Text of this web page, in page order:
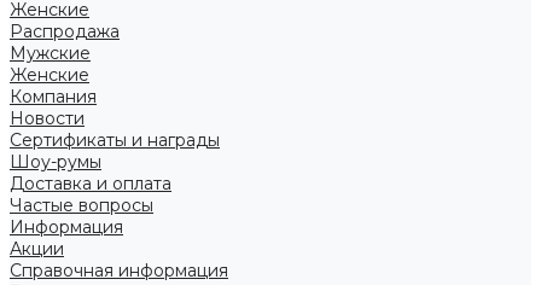
Женские
Распродажа
Мужские
Женские
Компания
Новости
Сертификаты и награды
Шоу-румы
Доставка и оплата
Частые вопросы
Информация
Акции
Справочная информация